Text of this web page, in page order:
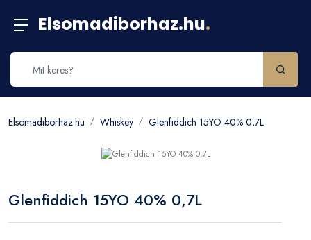
Elsomadiborhaz.hu.
Elsomadiborhaz.hu Whiskey Glenfiddich 15YO 40% 0,7L
Glenfiddich 15YO 40% 0,7L